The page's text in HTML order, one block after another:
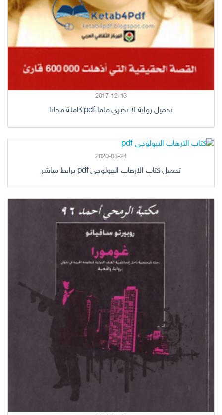
2017-12-13
تحميل رواية لا تخبري ماما pdf كاملة مجانا
2020-03-24
تحميل كتاب الارهاب البيولوجي pdf برابط مباشر